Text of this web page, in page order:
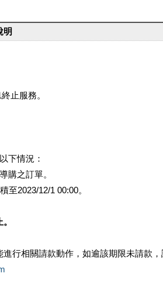
明
止服務。
下情況：
購之訂單。
至2023/12/1 00:00。
行相關請款動作，如逾該期限未請款，